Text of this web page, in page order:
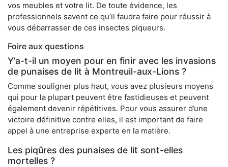
vos meubles et votre lit. De toute évidence, les
professionnels savent ce qu’il faudra faire pour réussir à
vous débarrasser de ces insectes piqueurs.
Foire aux questions
Y’a-t-il un moyen pour en finir avec les invasions
de punaises de lit à Montreuil-aux-Lions ?
Comme souligner plus haut, vous avez plusieurs moyens
qui pour la plupart peuvent être fastidieuses et peuvent
également devenir répétitives. Pour vous assurer d’une
victoire définitive contre elles, il est important de faire
appel à une entreprise experte en la matière.
Les piqûres des punaises de lit sont-elles
mortelles ?